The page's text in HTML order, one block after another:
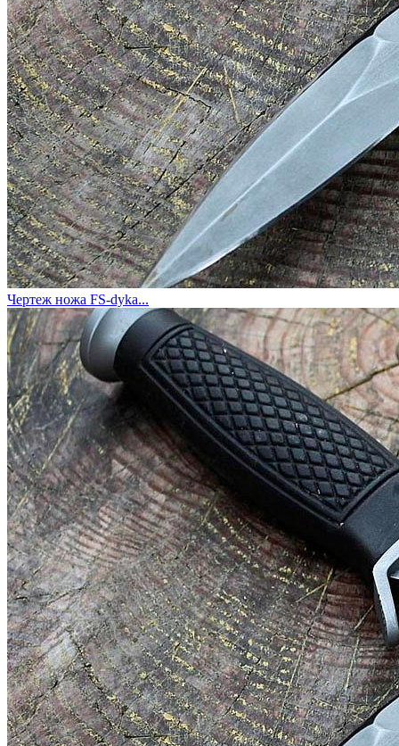
Чертеж ножа FS-dyka...